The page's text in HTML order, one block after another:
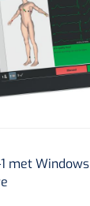
met Windows